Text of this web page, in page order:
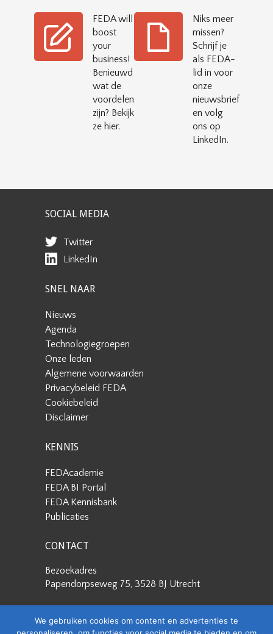
FEDA will
boost
your
business!
Benieuwd
wat de
voordelen
zijn? Bekijk
ze hier.
Niks meer
missen?
Schrijf je
als FEDA-
lid in voor
onze
nieuwsbrief
en volg
ons op
LinkedIn.
SOCIAL MEDIA
Twitter
LinkedIn
SNEL NAAR
Nieuws
Agenda
Technologiegroepen
Onze leden
Algemene voorwaarden
Privacybeleid FEDA
Cookiebeleid
Disclaimer
KENNIS
FEDAcademie
FEDA BI Portal
FEDA Kennisbank
Publicaties
CONTACT
Bezoekadres
Papendorpseweg 75, 3528 BJ Utrecht
Papendorpseweg 75, 3528 BJ Utrecht
We gebruiken cookies om content en advertenties te